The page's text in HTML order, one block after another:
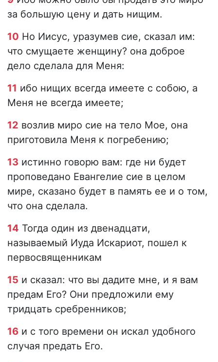
за большую цену и дать нищим.
10 Но Иисус, уразумев сие, сказал им:
что смущаете женщину? она доброе
дело сделала для Меня:
11 ибо нищих всегда имеете с собою, а
Меня не всегда имеете;
12 возлив миро сие на тело Мое, она
приготовила Меня к погребению;
13 истинно говорю вам: где ни будет
проповедано Евангелие сие в целом
мире, сказано будет в память ее и о том,
что она сделала.
14 Тогда один из двенадцати,
называемый Иуда Искариот, пошел к
первосвященникам
15 и сказал: что вы дадите мне, и я вам
предам Его? Они предложили ему
тридцать сребренников;
16 и с того времени он искал удобного
случая предать Его.